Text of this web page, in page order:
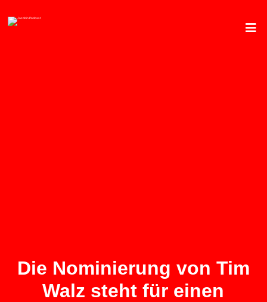
Die Nominierung von Tim
Walz steht für einen